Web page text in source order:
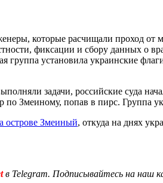
которые расчищали проход от
фиксации и сбору данных о
группа установила украинские
задачи, российские суда
по Змеиному, попав в пирс. Группа
острове Змеиный, откуда на днях
в Telegram. Подписывайтесь на наш